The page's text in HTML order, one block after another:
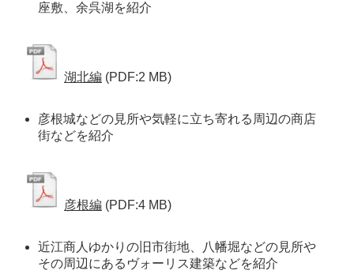
座敷、余呉湖を紹介
湖北編 (PDF:2 MB)
彦根城などの見所や気軽に立ち寄れる周辺の商店
街などを紹介
彦根編 (PDF:4 MB)
近江商人ゆかりの旧市街地、八幡堀などの見所や
その周辺にあるヴォーリス建築などを紹介